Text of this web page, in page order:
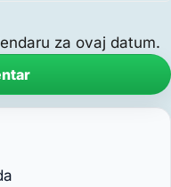
za ovaj datum.